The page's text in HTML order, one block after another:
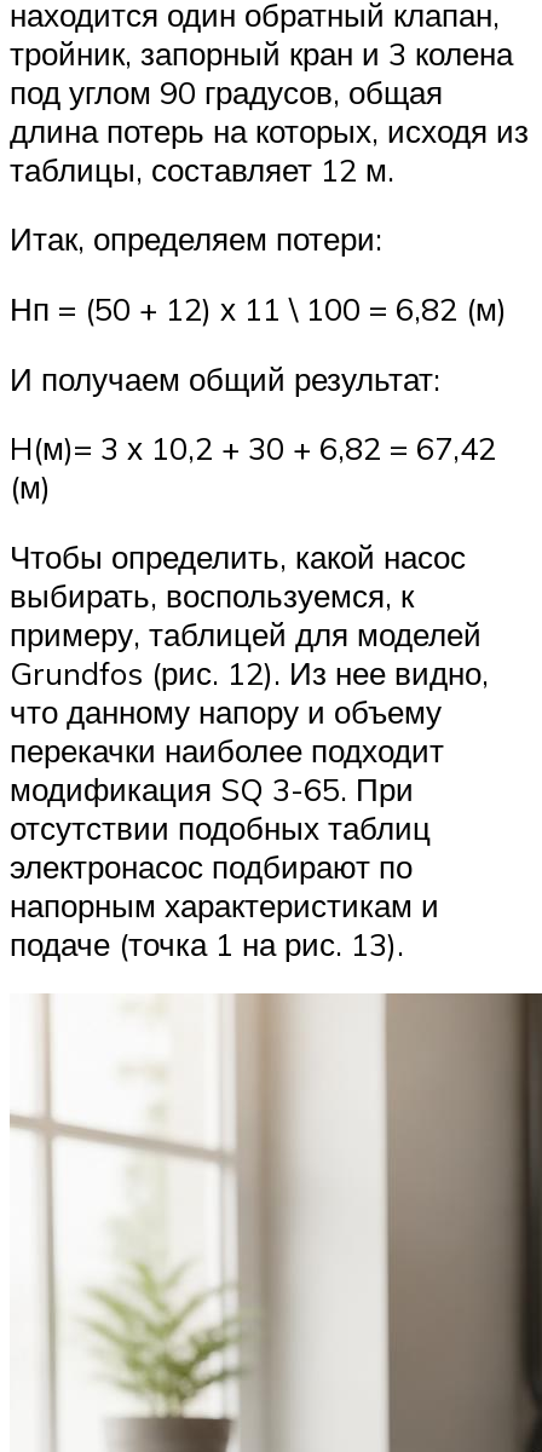
находится один обратный клапан,
тройник, запорный кран и 3 колена
под углом 90 градусов, общая
длина потерь на которых, исходя из
таблицы, составляет 12 м.
Итак, определяем потери:
Нп = (50 + 12) х 11 \ 100 = 6,82 (м)
И получаем общий результат:
H(м)= 3 х 10,2 + 30 + 6,82 = 67,42
(м)
Чтобы определить, какой насос
выбирать, воспользуемся, к
примеру, таблицей для моделей
Grundfos (рис. 12). Из нее видно,
что данному напору и объему
перекачки наиболее подходит
модификация SQ 3-65. При
отсутствии подобных таблиц
электронасос подбирают по
напорным характеристикам и
подаче (точка 1 на рис. 13).